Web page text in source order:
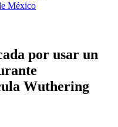
México
por usar un
Wuthering